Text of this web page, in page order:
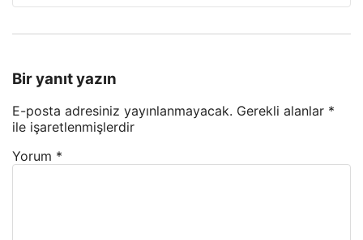
Bir yanıt yazın
E-posta adresiniz yayınlanmayacak. Gerekli alanlar *
ile işaretlenmişlerdir
Yorum *